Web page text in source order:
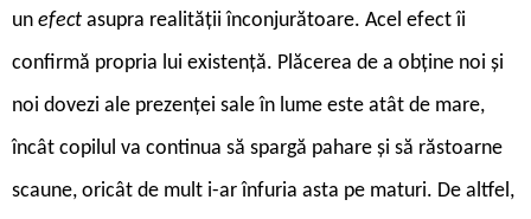
un efect asupra realității înconjurătoare. Acel efect îi
confirmă propria lui existență. Plăcerea de a obține noi și
noi dovezi ale prezenței sale în lume este atât de mare,
încât copilul va continua să spargă pahare și să răstoarne
scaune, oricât de mult i-ar înfuria asta pe maturi. De altfel,